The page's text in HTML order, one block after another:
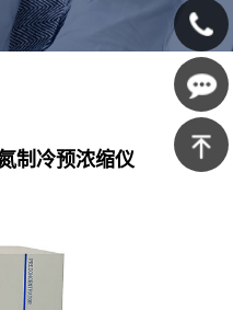
制冷预浓缩仪
400-
639-
1125
在线咨